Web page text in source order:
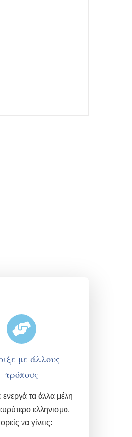
με άλλους
τρόπους
τα άλλα μέλη
ελληνισμό,
να γίνεις: